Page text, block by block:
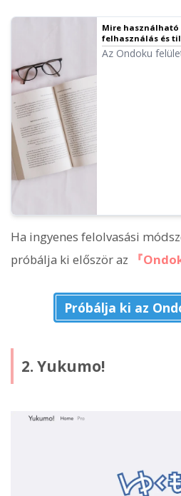
Mire használható
felhasználás és
Az Ondoku
Ha ingyenes felolvasási
próbálja ki először az
『
Próbálja ki az
2. Yukumo!